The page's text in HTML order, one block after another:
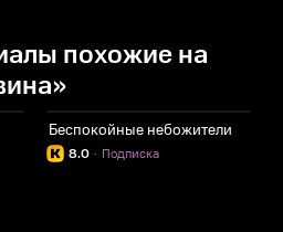
похожие на
Беспокойные небожители
8.0 Подписка
·